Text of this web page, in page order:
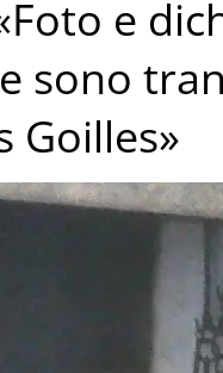
e
sono
Goilles»